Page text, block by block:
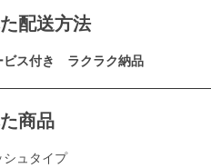
配送方法
ビス付き ラクラク納品
商品
シュタイプ